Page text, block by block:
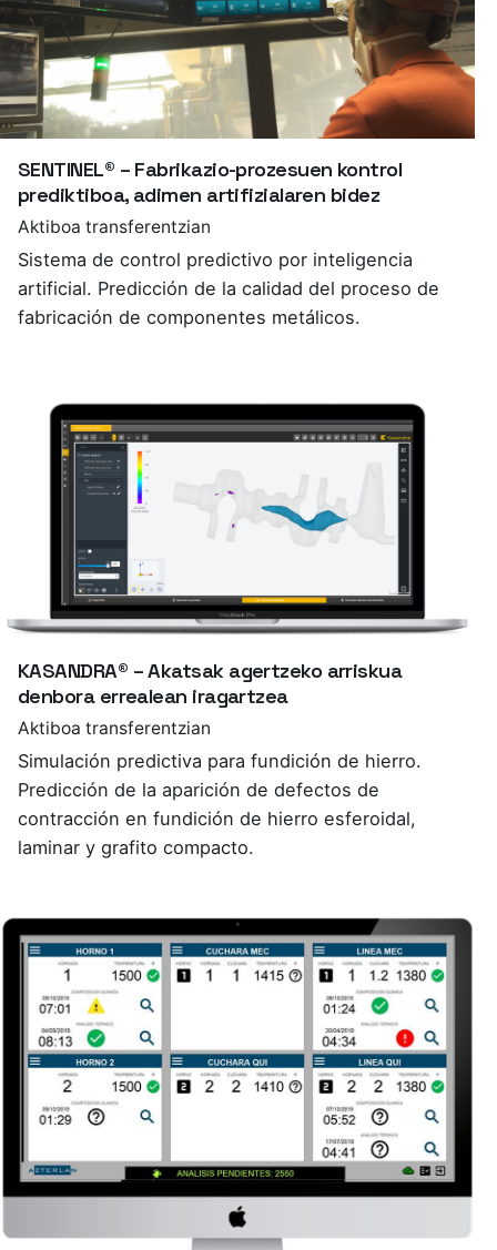
SENTINEL® – Fabrikazio-prozesuen kontrol
prediktiboa, adimen artifizialaren bidez
Aktiboa transferentzian
Sistema de control predictivo por inteligencia
artificial. Predicción de la calidad del proceso de
fabricación de componentes metálicos.
KASANDRA® – Akatsak agertzeko arriskua
denbora errealean iragartzea
Aktiboa transferentzian
Simulación predictiva para fundición de hierro.
Predicción de la aparición de defectos de
contracción en fundición de hierro esferoidal,
laminar y grafito compacto.